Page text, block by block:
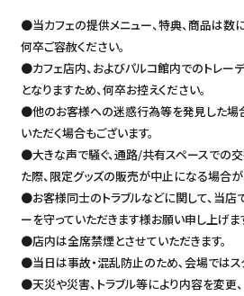
●当カフェの提供メニュー、特典、商品は数
何卒ご容赦ください。
●カフェ店内、およびパルコ館内でのトレー
となりますため、何卒お控えください。
●他のお客様への迷惑行為等を発見した場
いただく場合もございます。
●大きな声で騒ぐ、通路/共有スペースでの
た際、限定グッズの販売が中止になる場合が
●お客様同士のトラブルなどに関して、当店
ーを守っていただきます様お願い申し上げま
●店内は全席禁煙とさせていただきます。
●当日は事故・混乱防止のため､会場ではス
●天災や災害、トラブル等により内容を変更